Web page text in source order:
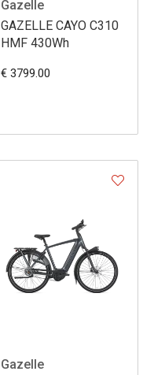
Gazelle
GAZELLE CAYO C310
HMF 430Wh
€ 3799.00
Gazelle